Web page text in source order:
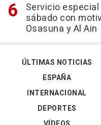
Servicio
sábado con
Osasuna y Al Ain
ÚLTIMAS NOTICIAS
ESPAÑA
INTERNACIONAL
DEPORTES